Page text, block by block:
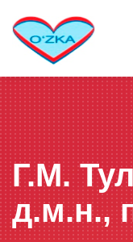
Г.М.
д.м.н.,